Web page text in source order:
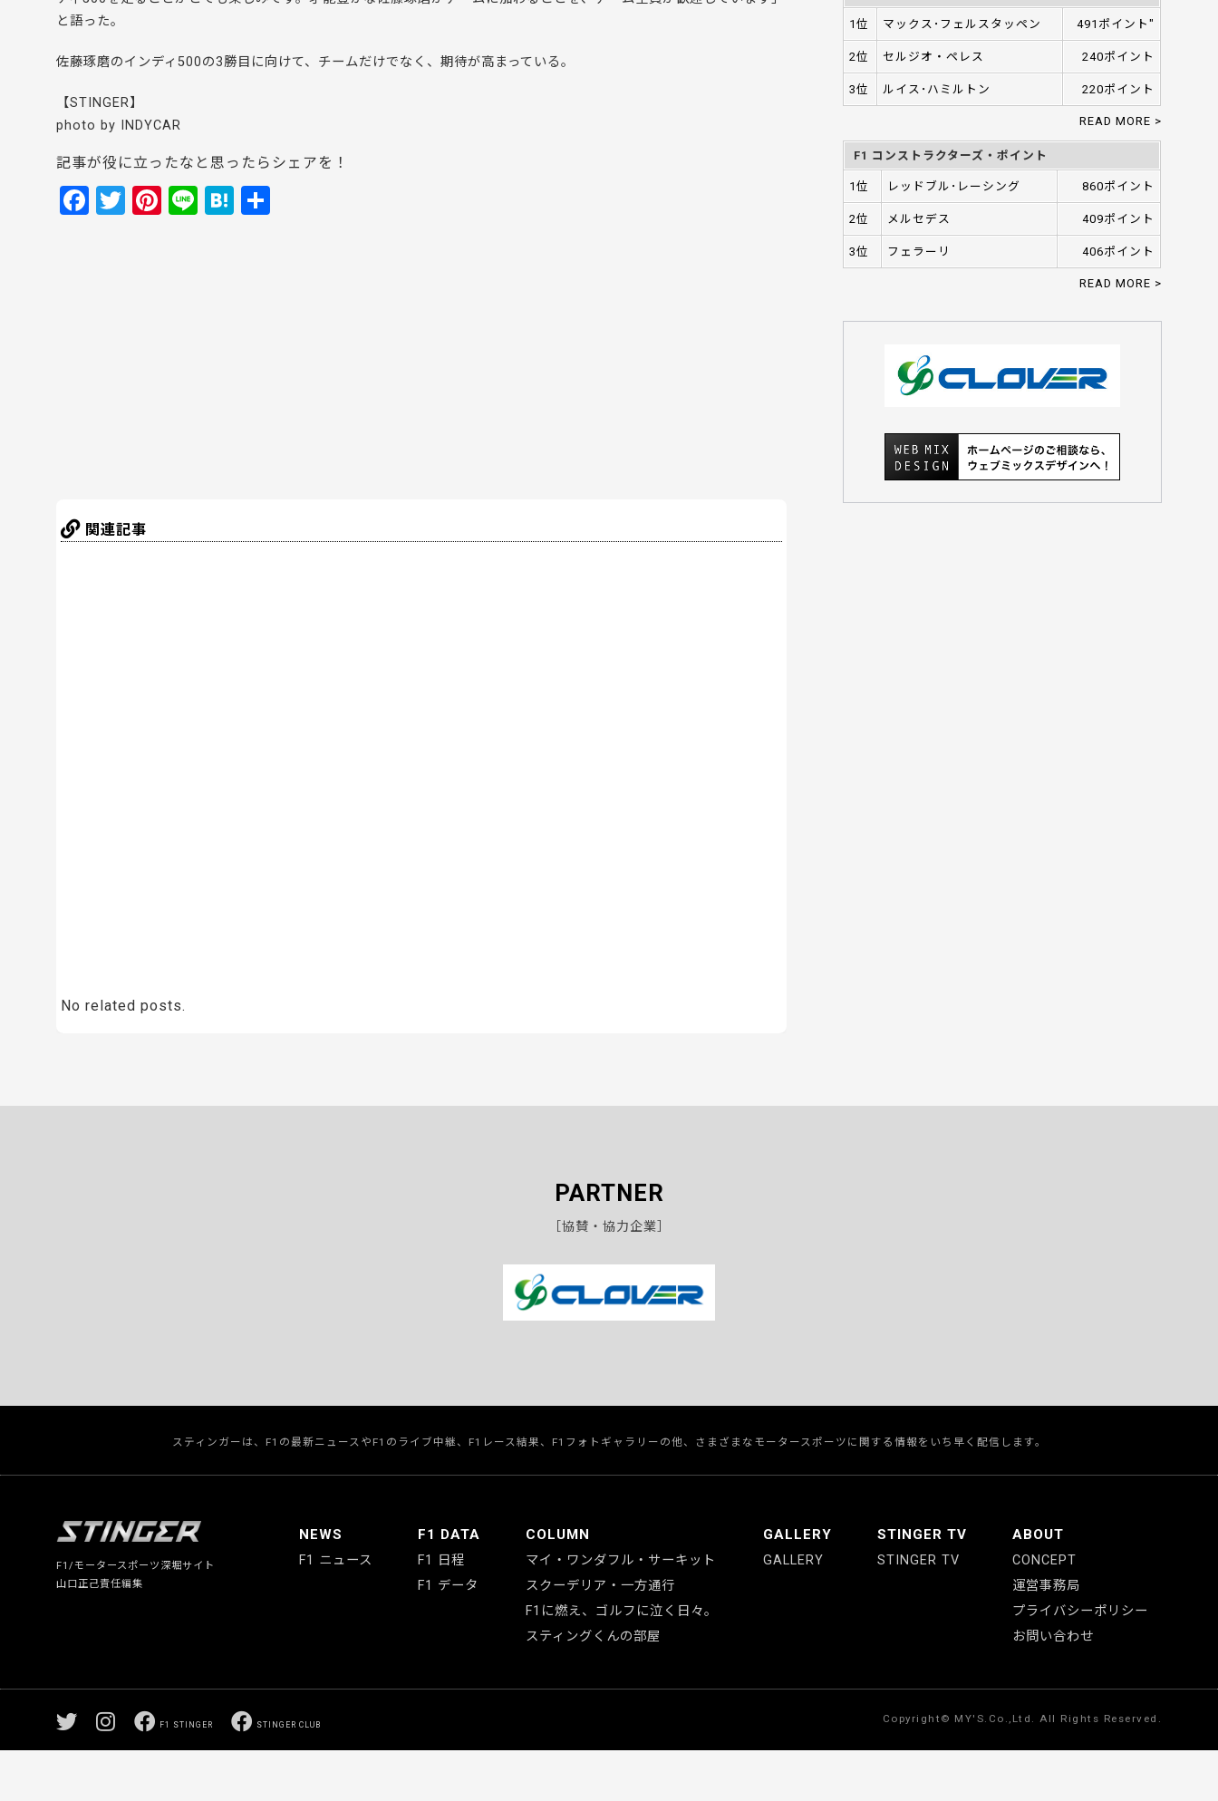
と語った。
佐藤琢磨のインディ500の3勝目に向けて、チームだけでなく、期待が高まっている。
【STINGER】
photo by INDYCAR
記事が役に立ったなと思ったらシェアを！
F
T
Pi Li H
関連記事
No related posts.
1位 マックス･フェルスタッペン 491ポイント"
2位 セルジオ・ペレス 240ポイント
3位 ルイス･ハミルトン 220ポイント
READ MORE >
F1 コンストラクターズ・ポイント
1位 レッドブル･レーシング 860ポイント
2位 メルセデス 409ポイント
3位 フェラーリ 406ポイント
READ MORE >
PARTNER
［協賛・協力企業］
スティンガーは、F1の最新ニュースやF1のライブ中継、F1レース結果、F1フォトギャラリーの他、さまざまなモータースポーツに関する情報をいち早く配信します。
F1/モータースポーツ深堀サイト
山口正己責任編集
NEWS
F1 ニュース
F1 DATA
F1 日程
F1 データ
COLUMN
マイ・ワンダフル・サーキット
スクーデリア・一方通行
F1に燃え、ゴルフに泣く日々。
スティングくんの部屋
GALLERY
GALLERY
STINGER TV
STINGER TV
ABOUT
CONCEPT
運営事務局
プライバシーポリシー
お問い合わせ
F1 STINGER STINGER CLUB Copyright© MY'S.Co.,Ltd. All Rights Reserved.